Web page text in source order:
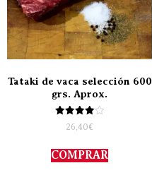
Tataki de vaca selección 600
grs. Aprox.
Valorado
con
de 5
26,40€
COMPRAR